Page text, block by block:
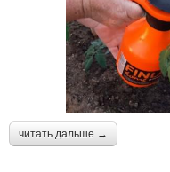
читать дальше →